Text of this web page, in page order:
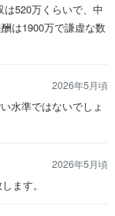
520万くらいで、中
は1900万で謙虚な数
2026年5月頃
水準ではないでしょ
2026年5月頃
ます。